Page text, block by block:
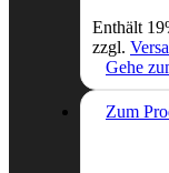
Enthält
zzgl.
Gehe
Zum